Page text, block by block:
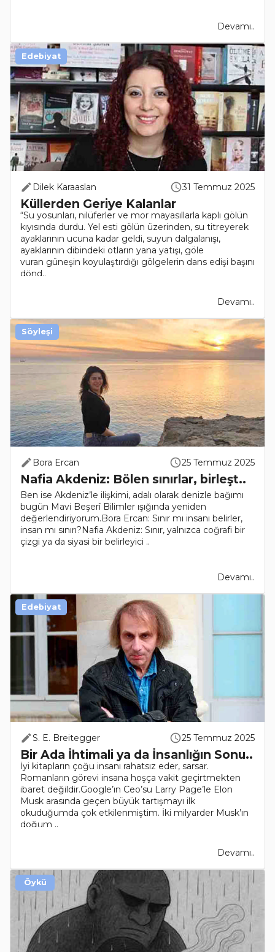
Devamı..
Dilek Karaaslan 31 Temmuz 2025
Küllerden Geriye Kalanlar
“Su yosunları, nilüferler ve mor mayasıllarla kaplı gölün
kıyısında durdu. Yel esti gölün üzerinden, su titreyerek
ayaklarının ucuna kadar geldi, suyun dalgalanışı,
ayaklarının dibindeki otların yana yatışı, göle
vuran güneşin koyulaştırdığı gölgelerin dans edişi başını
dönd..
Devamı..
Edebiyat
Bora Ercan 25 Temmuz 2025
Nafia Akdeniz: Bölen sınırlar, birleşt..
Ben ise Akdeniz’le ilişkimi, adalı olarak denizle bağımı
bugün Mavi Beşerî Bilimler ışığında yeniden
değerlendiriyorum.Bora Ercan: Sınır mı insanı belirler,
insan mı sınırı?Nafia Akdeniz: Sınır, yalnızca coğrafi bir
çizgi ya da siyasi bir belirleyici ..
Devamı..
Söyleşi
S. E. Breitegger 25 Temmuz 2025
Bir Ada İhtimali ya da İnsanlığın Sonu..
İyi kitapların çoğu insanı rahatsız eder, sarsar.
Romanların görevi insana hoşça vakit geçirtmekten
ibaret değildir.Google’ın Ceo’su Larry Page’le Elon
Musk arasında geçen büyük tartışmayı ilk
okuduğumda çok etkilenmiştim. İki milyarder Musk’ın
doğum ..
Devamı..
Edebiyat
Öykü